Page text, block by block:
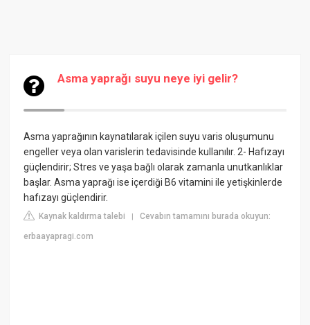
Asma yaprağı suyu neye iyi gelir?
Asma yaprağının kaynatılarak içilen suyu varis oluşumunu
engeller veya olan varislerin tedavisinde kullanılır. 2- Hafızayı
güçlendirir; Stres ve yaşa bağlı olarak zamanla unutkanlıklar
başlar. Asma yaprağı ise içerdiği B6 vitamini ile yetişkinlerde
hafızayı güçlendirir.
Kaynak kaldırma talebi |Cevabın tamamını burada okuyun:
erbaayapragi.com